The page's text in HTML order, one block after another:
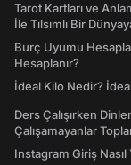
Tarot Kartları ve
İle Tılsımlı Bir
Burç Uyumu
Hesaplanır?
İdeal Kilo Nedir?
Ders Çalışırken
Çalışamayanlar
Instagram Giriş